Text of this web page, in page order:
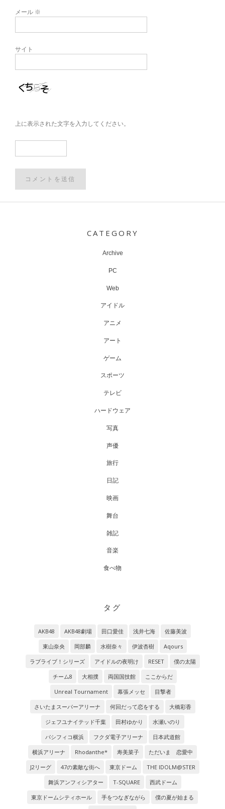
メール ※
サイト
上に表示された文字を入力してください。
CATEGORY
Archive
PC
Web
アイドル
アニメ
アート
ゲーム
スポーツ
テレビ
ハードウェア
写真
声優
旅行
日記
映画
舞台
雑記
音楽
食べ物
タグ
AKB48 AKB48劇場 田口愛佳 浅井七海
佐藤美波
東山奈央
岡部麟 水樹奈々 伊波杏樹
Aqours
ラブライブ！シリーズ
アイドルの夜明け RESET
僕の太陽
チーム8
大相撲 両国国技館
ここからだ
Unreal Tournament
幕張メッセ
目撃者
さいたまスーパーアリーナ
何回だって恋をする
大橋彩香
ジェフユナイテッド千葉
田村ゆかり
水瀬いのり
パシフィコ横浜
フクダ電子アリーナ
日本武道館
横浜アリーナ
Rhodanthe* 寿美菜子
ただいま 恋愛中
J2リーグ
47の素敵な街へ 東京ドーム
THE IDOLM@STER
舞浜アンフィシアター
T-SQUARE
西武ドーム
東京ドームシティホール
手をつなぎながら
僕の夏が始まる